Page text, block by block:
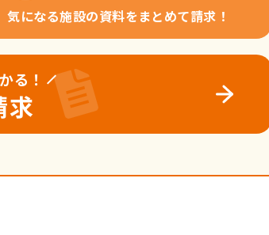
気になる施設の資料をまとめて請求！
る！
求